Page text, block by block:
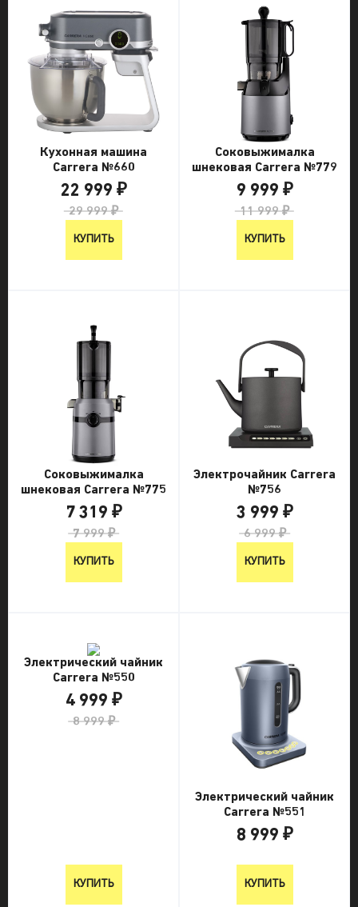
Кухонная машина
Carrera №660
22 999 ₽
29 999 ₽
КУПИТЬ
Соковыжималка
шнековая Carrera №779
9 999 ₽
11 999 ₽
КУПИТЬ
Соковыжималка
шнековая Carrera №775
7 319 ₽
7 999 ₽
КУПИТЬ
Электрочайник Carrera
№756
3 999 ₽
6 999 ₽
КУПИТЬ
Электрический чайник
Carrera №550
4 999 ₽
8 999 ₽
КУПИТЬ
Электрический чайник
Carrera №551
8 999 ₽
КУПИТЬ